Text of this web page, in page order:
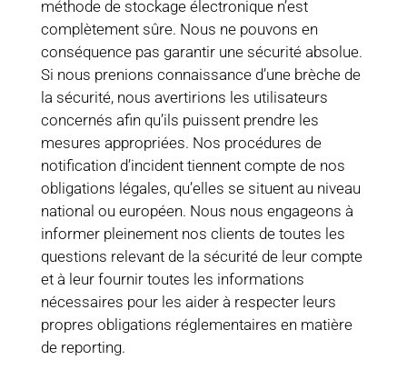
méthode de stockage électronique n’est
complètement sûre. Nous ne pouvons en
conséquence pas garantir une sécurité absolue.
Si nous prenions connaissance d’une brèche de
la sécurité, nous avertirions les utilisateurs
concernés afin qu’ils puissent prendre les
mesures appropriées. Nos procédures de
notification d’incident tiennent compte de nos
obligations légales, qu’elles se situent au niveau
national ou européen. Nous nous engageons à
informer pleinement nos clients de toutes les
questions relevant de la sécurité de leur compte
et à leur fournir toutes les informations
nécessaires pour les aider à respecter leurs
propres obligations réglementaires en matière
de reporting.